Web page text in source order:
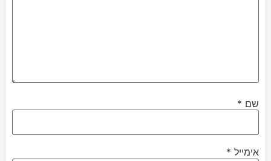
שם *
אימייל *